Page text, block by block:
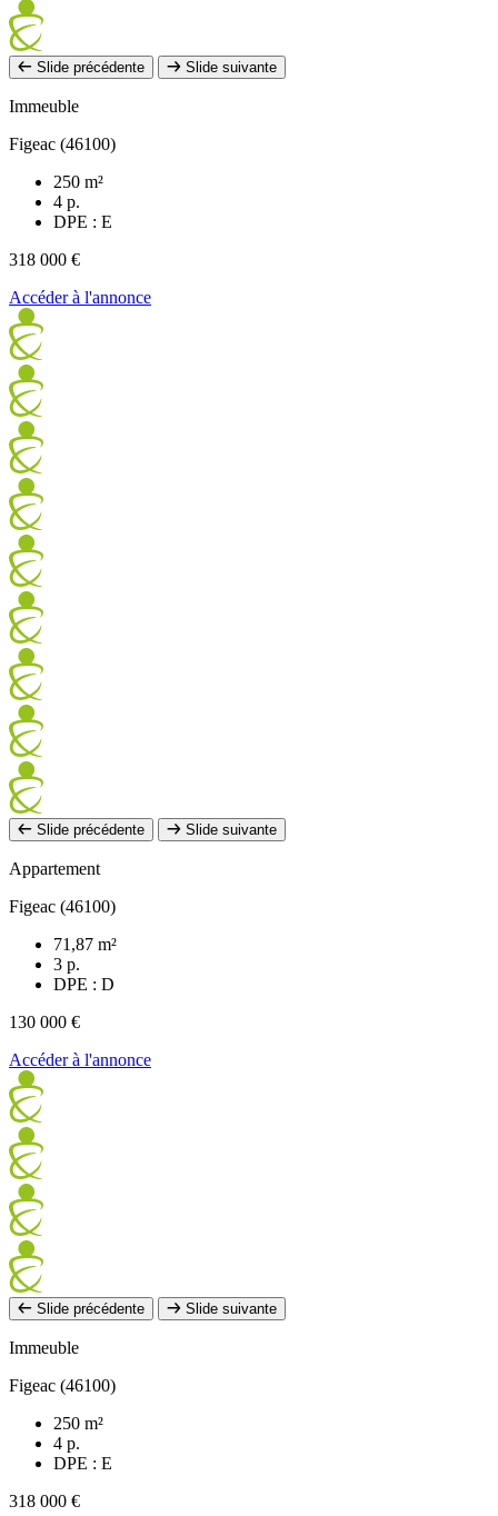
Slide précédente Slide suivante
Immeuble
Figeac (46100)
250 m²
4 p.
DPE : E
318 000 €
Accéder à l'annonce
Slide précédente Slide suivante
Appartement
Figeac (46100)
71,87 m²
3 p.
DPE : D
130 000 €
Accéder à l'annonce
Slide précédente Slide suivante
Immeuble
Figeac (46100)
250 m²
4 p.
DPE : E
318 000 €